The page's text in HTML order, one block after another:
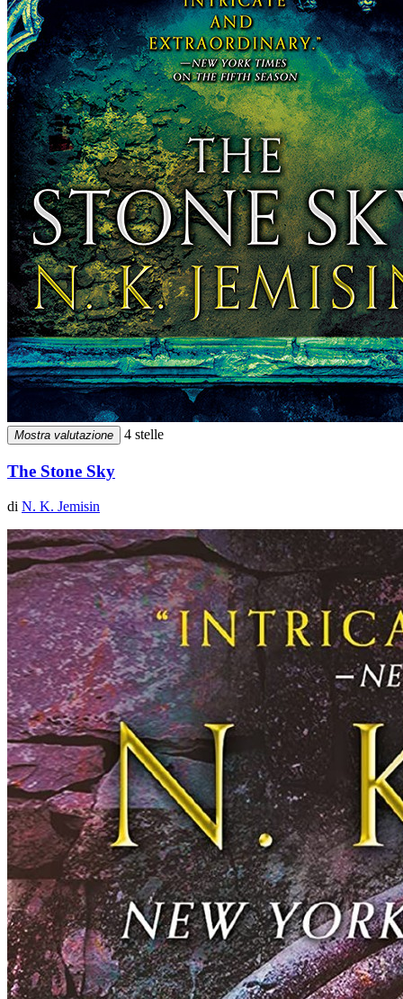
Mostra valutazione 4 stelle
The Stone Sky
di N. K. Jemisin